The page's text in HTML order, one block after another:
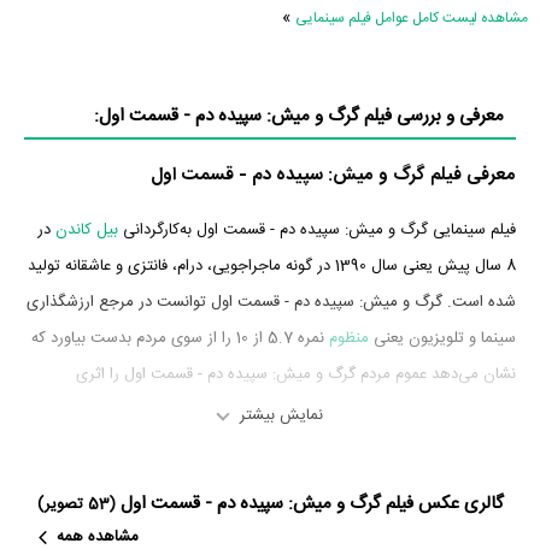
مشاهده لیست کامل عوامل فیلم سینمایی »
معرفی و بررسی فیلم گرگ و میش: سپیده دم - قسمت اول:
معرفی فیلم گرگ و میش: سپیده دم - قسمت اول
فیلم سینمایی گرگ و میش: سپیده دم - قسمت اول به‌کارگردانی بیل کاندندر
8 سال پیش یعنی سال 1390 در گونه ماجراجویی، درام، فانتزی و عاشقانه تولید
شده است. گرگ و میش: سپیده دم - قسمت اول توانست در مرجع ارزشگذاری
سینما و تلویزیون یعنی منظوم
نمره 5.7 از 10 را از سوی مردم بدست بیاورد که
نشان می‌دهد عموم مردم گرگ و میش: سپیده دم - قسمت اول را اثری
بی‌ارزش و بسیار بد ارزیابی می‌کنند.
بازیگران فیلم گرگ و میش: سپیده دم - قسمت اول چه کسانی هستند؟ در گرگ
نمایش بیشتر
گالری عکس فیلم گرگ و میش: سپیده دم - قسمت اول(53 تصویر)
مشاهده همه